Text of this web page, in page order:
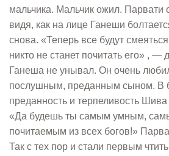
мальчика. Мальчик ожил. Парвати
видя, как на лице Ганеши
снова. «Теперь все будут
никто не станет почитать его» , —
Ганеша не унывал. Он очень
послушным, преданным сыном. В
преданность и терпеливость
«Да будешь ты самым умным,
почитаемым из всех богов!»
Так с тех пор и стали первым